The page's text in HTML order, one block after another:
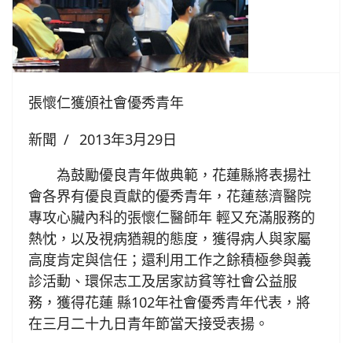
張懷仁獲頒社會優秀青年
新聞
2013年3月29日
為鼓勵優良青年做典範，花蓮縣將表揚社
會各界有優良貢獻的優秀青年，花蓮慈濟醫院
專攻心臟內科的張懷仁醫師年 輕又充滿服務的
熱忱，以及視病猶親的態度，獲得病人與家屬
高度肯定與信任；還利用工作之餘積極參與義
診活動、環保志工及居家訪貧等社會公益服
務，獲得花蓮 縣102年社會優秀青年代表，將
在三月二十九日青年節當天接受表揚。